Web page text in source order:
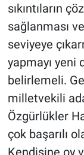
sıkıntıların
sağlanması
seviyeye
yapmayı
belirlemeli.
milletvekili
Özgürlükler
çok başarılı
Kendisine oy